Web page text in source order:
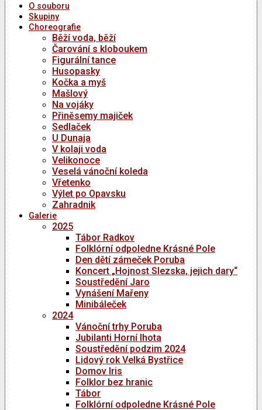
O souboru
Skupiny
Choreografie
Běží voda, běží
Čarování s kloboukem
Figurální tance
Husopasky
Kočka a myš
Mašlový
Na vojáky
Přiněsemy majiček
Sedlaček
U Dunaja
V kolaji voda
Velikonoce
Veselá vánoční koleda
Vřetenko
Výlet po Opavsku
Zahradnik
Galerie
2025
Tábor Radkov
Folklórní odpoledne Krásné Pole
Den dětí zámeček Poruba
Koncert „Hojnost Slezska, jejich dary“
Soustředění Jaro
Vynášení Mařeny
Minibáleček
2024
Vánoční trhy Poruba
Jubilanti Horní lhota
Soustředění podzim 2024
Lidový rok Velká Bystřice
Domov Iris
Folklor bez hranic
Tábor
Folklórní odpoledne Krásné Pole